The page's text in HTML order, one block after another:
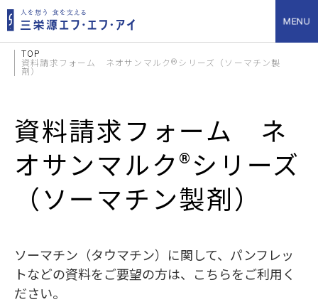
TOP
資料請求フォーム ネオサンマルク® シリーズ（ソーマチン製
剤）
資料請求フォーム ネ
オサンマルク ® シリーズ
（ソーマチン製剤）
ソーマチン（タウマチン）に関して、パンフレッ
トなどの資料をご要望の方は、こちらをご利用く
ださい。